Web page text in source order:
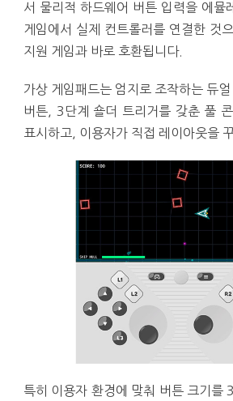
서 물리적 하드웨어 버튼 입력을 에뮬
게임에서 실제 컨트롤러를 연결한 것
지원 게임과 바로 호환됩니다.
가상 게임패드는 엄지로 조작하는 듀
버튼, 3단계 숄더 트리거를 갖춘 풀
표시하고, 이용자가 직접 레이아웃을
특히 이용자 환경에 맞춰 버튼 크기를